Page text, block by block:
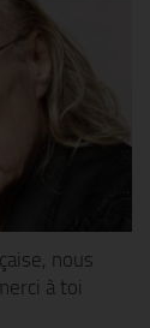
nous
à toi